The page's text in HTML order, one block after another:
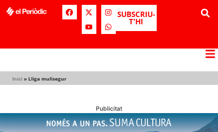
SUBSCRIU-
T'HI
Inici » Lliga mulisegur
Publicitat